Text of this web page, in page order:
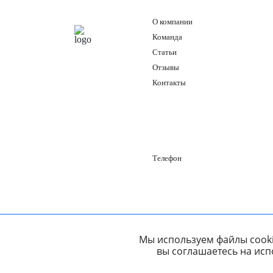
О компании
Команда
Статьи
Отзывы
Контакты
Телефон
Политика конфиденциальности Карта
Мы используем файлы
вы соглашаетесь на